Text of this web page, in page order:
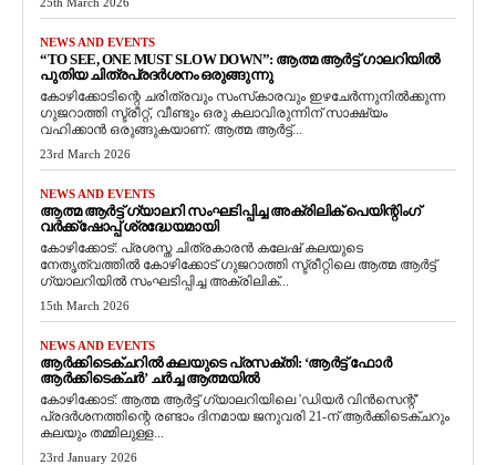
NEWS AND EVENTS
“TO SEE, ONE MUST SLOW DOWN”: ആത്മ ആർട്ട് ഗാലറിയിൽ
പുതിയ ചിത്രപ്രദർശനം ഒരുങ്ങുന്നു
കോഴിക്കോടിന്റെ ചരിത്രവും സംസ്‌കാരവും ഇഴചേർന്നുനിൽക്കുന്ന
ഗുജറാത്തി സ്ട്രീറ്റ്, വീണ്ടും ഒരു കലാവിരുന്നിന് സാക്ഷ്യം
വഹിക്കാൻ ഒരുങ്ങുകയാണ്. ആത്മ ആർട്ട്...
23rd March 2026
NEWS AND EVENTS
ആത്മ ആർട്ട് ഗ്യാലറി സംഘടിപ്പിച്ച അക്രിലിക് പെയിന്റിംഗ്
വർക്ക്‌ഷോപ്പ് ശ്രദ്ധേയമായി
കോഴിക്കോട്: പ്രശസ്ത ചിത്രകാരൻ കലേഷ് കലയുടെ
നേതൃത്വത്തിൽ കോഴിക്കോട് ഗുജറാത്തി സ്ട്രീറ്റിലെ ആത്മ ആർട്ട്
ഗ്യാലറിയിൽ സംഘടിപ്പിച്ച അക്രിലിക്...
15th March 2026
NEWS AND EVENTS
ആർക്കിടെക്ചറിൽ കലയുടെ പ്രസക്തി: ‘ആർട്ട് ഫോർ
ആർക്കിടെക്ചർ’ ചർച്ച ആത്മയിൽ
​കോഴിക്കോട്: ആത്മ ആർട്ട് ഗ്യാലറിയിലെ 'ഡിയർ വിൻസെന്റ്'
പ്രദർശനത്തിന്റെ രണ്ടാം ദിനമായ ജനുവരി 21-ന് ആർക്കിടെക്ചറും
കലയും തമ്മിലുള്ള...
23rd January 2026